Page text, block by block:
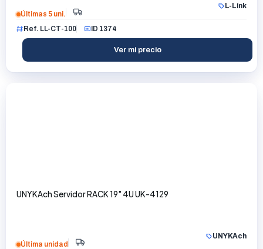
L-Link
Últimas 5 uni.
Ref. LL-CT-100
ID 1374
Ver mi precio
UNYKAch Servidor RACK 19" 4U UK-4129
UNYKAch
Última unidad